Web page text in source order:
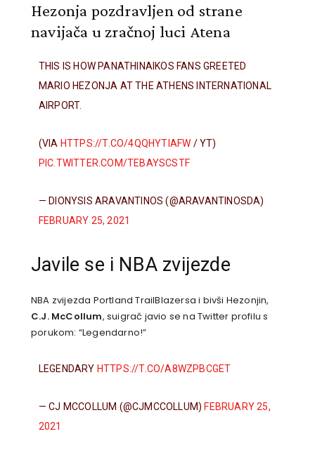
Hezonja pozdravljen od strane
navijača u zračnoj luci Atena
THIS IS HOW PANATHINAIKOS FANS GREETED
MARIO HEZONJA AT THE ATHENS INTERNATIONAL
AIRPORT.
(VIA HTTPS://T.CO/4QQHYTIAFW / YT)
PIC.TWITTER.COM/TEBAYSCSTF
— DIONYSIS ARAVANTINOS (@ARAVANTINOSDA)
FEBRUARY 25, 2021
Javile se i NBA zvijezde
NBA zvijezda Portland TrailBlazersa i bivši Hezonjin,
C.J. McCollum, suigrač javio se na Twitter profilu s
porukom: “Legendarno!”
LEGENDARY HTTPS://T.CO/A8WZPBCGET
— CJ MCCOLLUM (@CJMCCOLLUM) FEBRUARY 25,
2021